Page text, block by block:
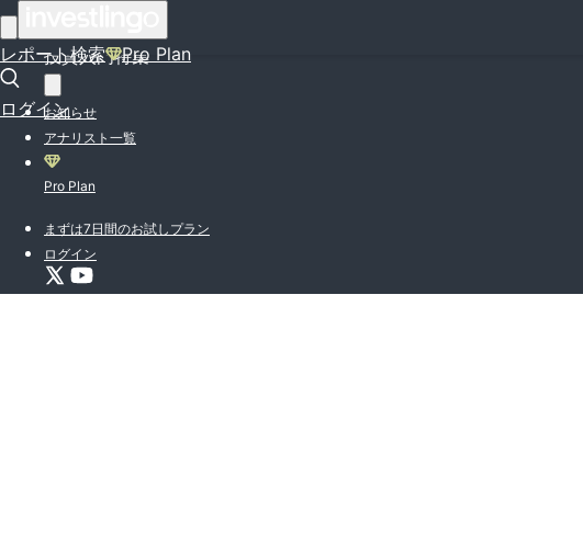
レポート検索 Pro Plan
ログイン
投資入門特集
お知らせ
アナリスト一覧
Pro Plan
まずは7日間のお試しプラン
ログイン